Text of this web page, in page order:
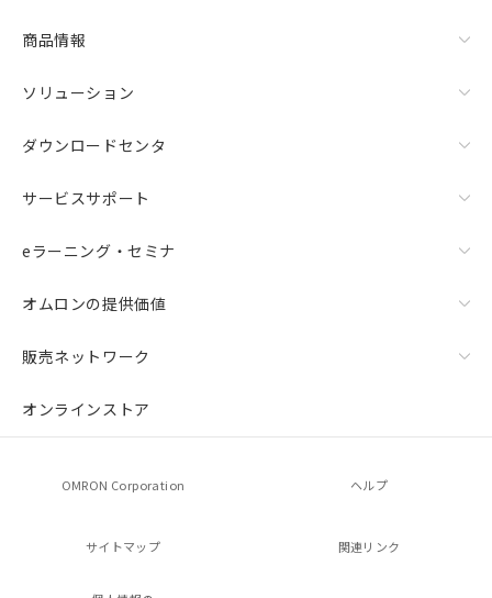
商品情報
ソリューション
ダウンロードセンタ
サービスサポート
eラーニング・セミナ
オムロンの提供価値
販売ネットワーク
オンラインストア
OMRON Corporation ヘルプ
サイトマップ 関連リンク